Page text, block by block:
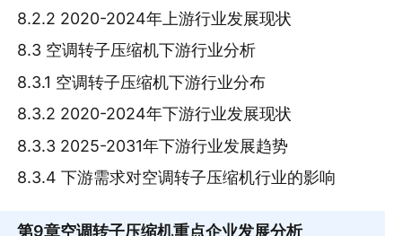
8.2.2 2020-2024年上游行业发展现状
8.3 空调转子压缩机下游行业分析
8.3.1 空调转子压缩机下游行业分布
8.3.2 2020-2024年下游行业发展现状
8.3.3 2025-2031年下游行业发展趋势
8.3.4 下游需求对空调转子压缩机行业的影响
第9章空调转子压缩机重点企业发展分析